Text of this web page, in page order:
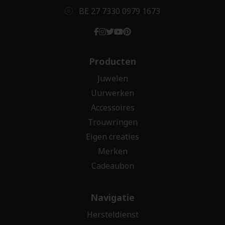
BE 27 7330 0979 1673
Producten
Juwelen
Uurwerken
Accessoires
Trouwringen
Eigen creaties
Merken
Cadeaubon
Navigatie
Hersteldienst